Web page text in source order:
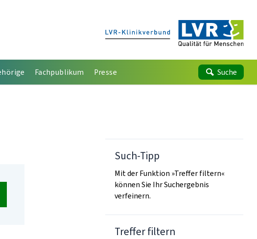
Fachpublikum Presse Suche
Such-Tipp
Mit der Funktion »Treffer filtern«
können Sie Ihr Suchergebnis
verfeinern.
Treffer filtern